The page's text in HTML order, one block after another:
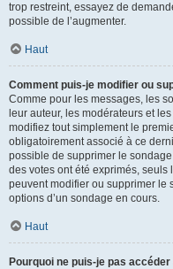
trop restreint, essayez de
possible de l’augmenter.
Haut
Comment puis-je modifier ou
Comme pour les messages, les
leur auteur, les modérateurs et
modifiez tout simplement le
obligatoirement associé à ce
possible de supprimer le
des votes ont été exprimés,
peuvent modifier ou supprimer le
options d’un sondage en cours.
Haut
Pourquoi ne puis-je pas